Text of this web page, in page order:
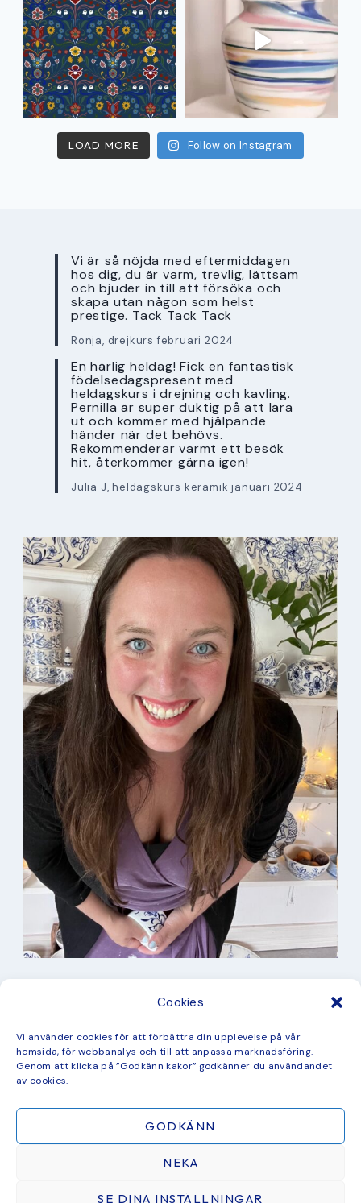
Cookies
Vi använder cookies för att förbättra din upplevelse på vår
hemsida, för webbanalys och till att anpassa marknadsföring.
Genom att klicka på ”Godkänn kakor” godkänner du användandet
av cookies.
GODKÄNN
NEKA
SE DINA INSTÄLLNINGAR
LOAD MORE Follow on Instagram
Vi är så nöjda med eftermiddagen
hos dig, du är varm, trevlig, lättsam
och bjuder in till att försöka och
skapa utan någon som helst
prestige. Tack Tack Tack
Ronja, drejkurs februari 2024
En härlig heldag! Fick en fantastisk
födelsedagspresent med
heldagskurs i drejning och kavling.
Pernilla är super duktig på att lära
ut och kommer med hjälpande
händer när det behövs.
Rekommenderar varmt ett besök
hit, återkommer gärna igen!
Julia J, heldagskurs keramik januari 2024
Kurser
Måleri
mina favorit recept
Mönster
ÅTERFÖRSÄLJARE & SAMARBETEN